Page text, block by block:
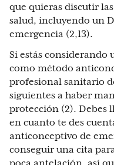
que quieras discutir
salud, incluyendo un
emergencia (2,13).
Si estás considerando
como método
profesional sanitario
siguientes a haber
protección (2). Debes
en cuanto te des
anticonceptivo de
conseguir una cita